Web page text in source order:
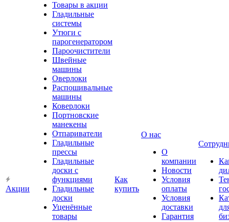
Акции
Товары в акции
Гладильные
системы
Утюги с
парогенератором
Пароочистители
Швейные
машины
Оверлоки
Распошивальные
машины
Коверлоки
Портновские
манекены
Отпариватели
Гладильные
прессы
Гладильные
доски с
функциями
Гладильные
доски
Уценённые
товары
Как
купить
О нас
О
компании
Новости
Условия
оплаты
Условия
доставки
Гарантия